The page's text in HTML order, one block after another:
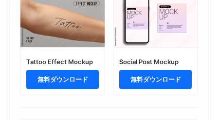
Tattoo Effect Mockup
無料ダウンロード
Social Post Mockup
無料ダウンロード